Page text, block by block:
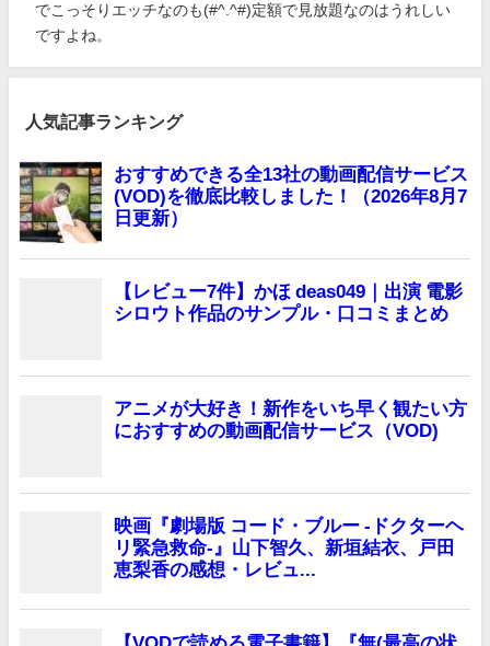
でこっそりエッチなのも(#^.^#)定額で見放題なのはうれしい
ですよね。
人気記事ランキング